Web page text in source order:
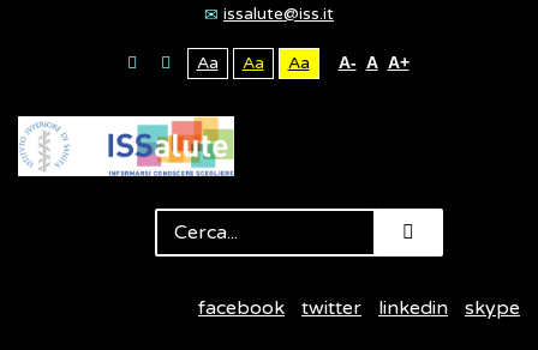
issalute@iss.it
Aa Aa Aa A- A A+
facebook twitter linkedin skype